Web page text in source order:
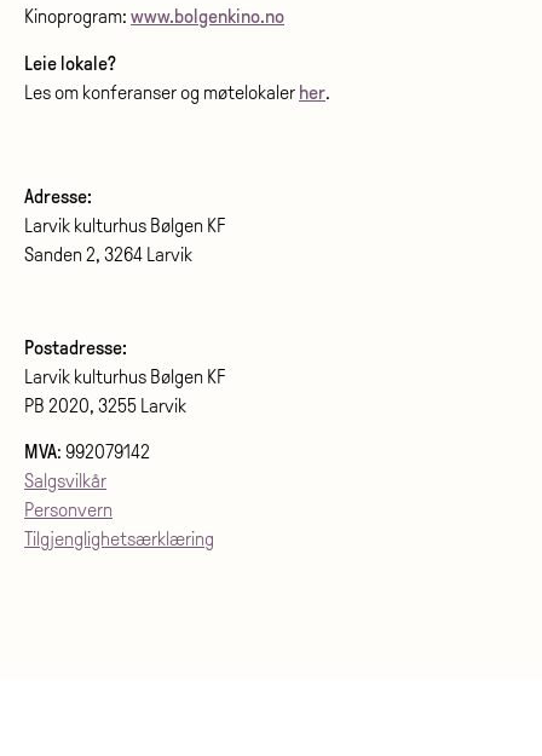
Kinoprogram: www.bolgenkino.no
Leie lokale?
Les om konferanser og møtelokaler her.
Adresse:
Larvik kulturhus Bølgen KF
Sanden 2, 3264 Larvik
Postadresse:
Larvik kulturhus Bølgen KF
PB 2020, 3255 Larvik
MVA: 992079142
Salgsvilkår
Personvern
Tilgjenglighetsærklæring